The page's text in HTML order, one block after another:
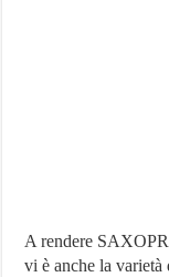
A rendere
vi è anche la